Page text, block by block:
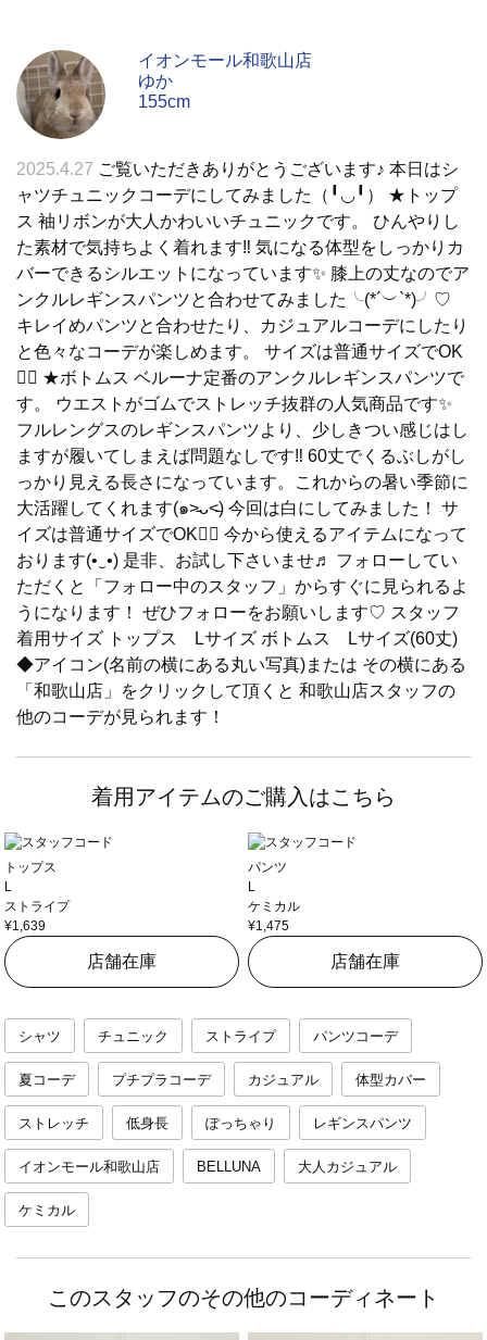
イオンモール和歌山店
ゆか
155cm
2025.4.27 ご覧いただきありがとうございます♪ 本日はシ
ャツチュニックコーデにしてみました（╹◡╹） ★トップ
ス 袖リボンが大人かわいいチュニックです。 ひんやりし
た素材で気持ちよく着れます‼️ 気になる体型をしっかりカ
バーできるシルエットになっています✨ 膝上の丈なのでア
ンクルレギンスパンツと合わせてみました╰(*´︶`*)╯♡
キレイめパンツと合わせたり、カジュアルコーデにしたり
と色々なコーデが楽しめます。 サイズは普通サイズでOK
🙆‍♀️ ★ボトムス ベルーナ定番のアンクルレギンスパンツで
す。 ウエストがゴムでストレッチ抜群の人気商品です✨
フルレングスのレギンスパンツより、少しきつい感じはし
ますが履いてしまえば問題なしです‼️ 60丈でくるぶしがし
っかり見える長さになっています。これからの暑い季節に
大活躍してくれます(๑˃̵ᴗ˂̵) 今回は白にしてみました！ サ
イズは普通サイズでOK🙆‍♀️ 今から使えるアイテムになって
おります(•‿•) 是非、お試し下さいませ♬ フォローしてい
ただくと「フォロー中のスタッフ」からすぐに見られるよ
うになります！ ぜひフォローをお願いします♡ スタッフ
着用サイズ トップス Lサイズ ボトムス Lサイズ(60丈)
◆アイコン(名前の横にある丸い写真)または その横にある
「和歌山店」をクリックして頂くと 和歌山店スタッフの
他のコーデが見られます！
着用アイテムのご購入はこちら
トップス
L
ストライプ
¥1,639
店舗在庫
パンツ
L
ケミカル
¥1,475
店舗在庫
シャツ チュニック ストライプ パンツコーデ
夏コーデ プチプラコーデ カジュアル 体型カバー
ストレッチ 低身長 ぽっちゃり レギンスパンツ
イオンモール和歌山店 BELLUNA 大人カジュアル
ケミカル
このスタッフのその他のコーディネート